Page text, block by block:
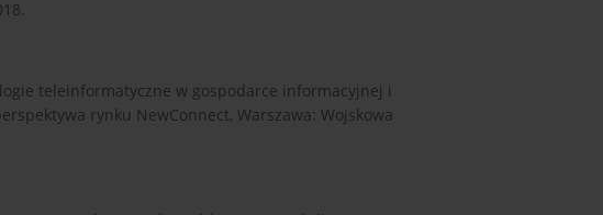
teleinformatyczne w gospodarce informacyjnej i
rynku NewConnect, Warszawa: Wojskowa